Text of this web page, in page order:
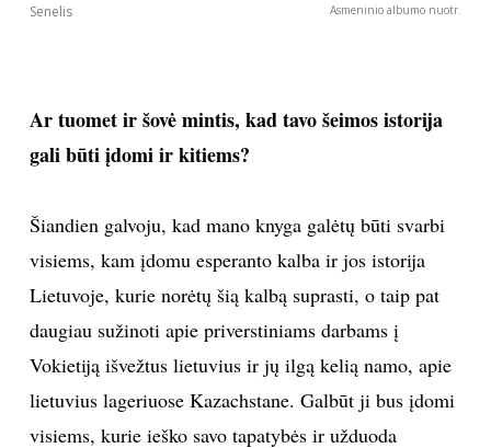
Senelis Asmeninio albumo nuotr.
Ar tuomet ir šovė mintis, kad tavo šeimos istorija
gali būti įdomi ir kitiems?
Šiandien galvoju, kad mano knyga galėtų būti svarbi
visiems, kam įdomu esperanto kalba ir jos istorija
Lietuvoje, kurie norėtų šią kalbą suprasti, o taip pat
daugiau sužinoti apie priverstiniams darbams į
Vokietiją išvežtus lietuvius ir jų ilgą kelią namo, apie
lietuvius lageriuose Kazachstane. Galbūt ji bus įdomi
visiems, kurie ieško savo tapatybės ir užduoda